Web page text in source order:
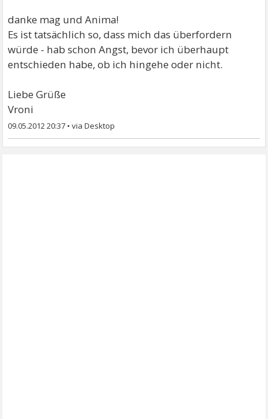
danke mag und Anima!
Es ist tatsächlich so, dass mich das überfordern
würde - hab schon Angst, bevor ich überhaupt
entschieden habe, ob ich hingehe oder nicht.
Liebe Grüße
Vroni
09.05.2012 20:37 •